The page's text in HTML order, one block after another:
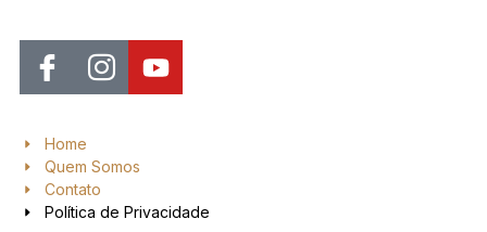
Home
Quem Somos
Contato
Política de Privacidade